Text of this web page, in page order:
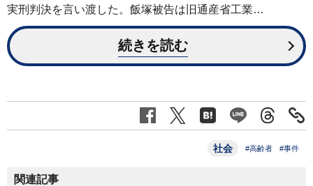
実刑判決を言い渡した。飯塚被告は旧通産省工業…
続きを読む
社会 #高齢者 #事件
関連記事